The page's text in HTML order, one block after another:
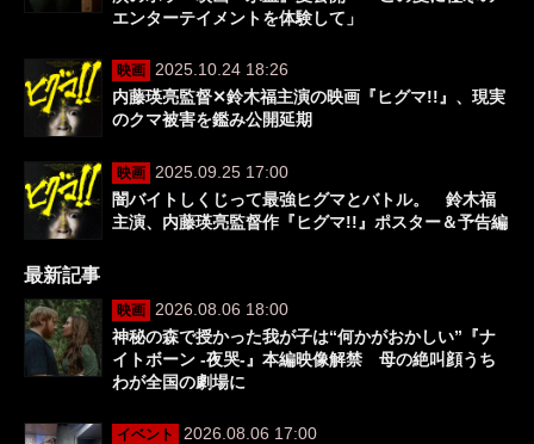
エンターテイメントを体験して」
映画
2025.10.24 18:26
内藤瑛亮監督✕鈴木福主演の映画『ヒグマ!!』、現実
のクマ被害を鑑み公開延期
映画
2025.09.25 17:00
闇バイトしくじって最強ヒグマとバトル。 鈴木福
主演、内藤瑛亮監督作『ヒグマ!!』ポスター＆予告編
最新記事
映画
2026.08.06 18:00
神秘の森で授かった我が子は“何かがおかしい”『ナ
イトボーン -夜哭-』本編映像解禁 母の絶叫顔うち
わが全国の劇場に
イベント
2026.08.06 17:00